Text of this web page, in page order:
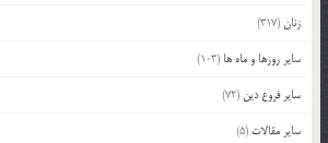
زنان(317)
سایر روزها و ماه ها (103)
سایر فروع دین (72)
سایر مقالات (5)